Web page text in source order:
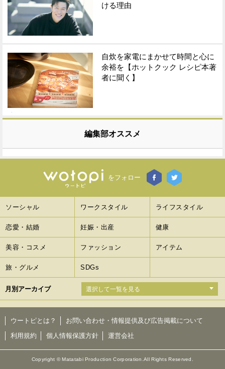
ける理由
自炊を家電にまかせて時間と心に
余裕を【ホットクック レシピ本著
者に聞く】
編集部オススメ
をフォロー
ソーシャル ワークスタイル ライフスタイル
恋愛・結婚 妊娠・出産 健康
美容・コスメ ファッション アイテム
旅・グルメ SDGs
月別アーカイブ
ウートピとは？
お問い合わせ・情報提供及び広告掲載について
利用規約
個人情報保護方針 運営会社
Copyright © Matatabi Production Corporation.All Rights Reserved.